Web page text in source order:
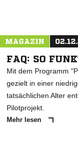
MAGAZIN
FAQ: SO
Mit dem Programm
gezielt in einer
tatsächlichen Alter
Pilotprojekt.
Mehr lesen